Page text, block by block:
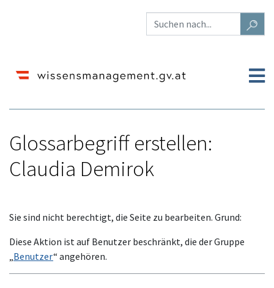
Glossarbegriff erstellen:
Claudia Demirok
Wechseln zu:Navigation, Suche
Sie sind nicht berechtigt, die Seite zu bearbeiten. Grund:
Diese Aktion ist auf Benutzer beschränkt, die der Gruppe
Benutzer“ angehören.